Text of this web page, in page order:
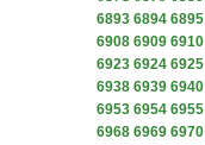
6893 6894 6895
6908 6909 6910
6923 6924 6925
6938 6939 6940
6953 6954 6955
6968 6969 6970